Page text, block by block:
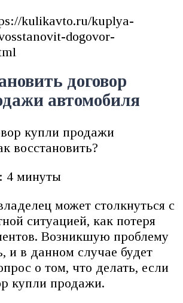
kulikavto.ru/kuplya-
dogovor-
договор
автомобиля
4 минуты
может столкнуться с
ситуацией, как потеря
Возникшую проблему
и в данном случае будет
о том, что делать, если
купли продажи.